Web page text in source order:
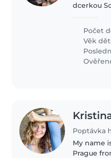
dcerkou
Sofinka
většinu
aktivní
Počet
Věk
My name is
Prague